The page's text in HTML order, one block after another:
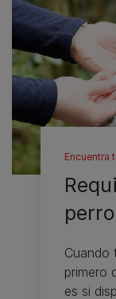
Encuentra
perro
Cuando
primero
es si